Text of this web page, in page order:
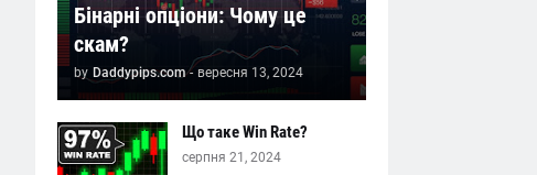
Бінарні опціони: Чому це
скам?
by Daddypips.com - вересня 13, 2024
Що таке Win Rate?
серпня 21, 2024